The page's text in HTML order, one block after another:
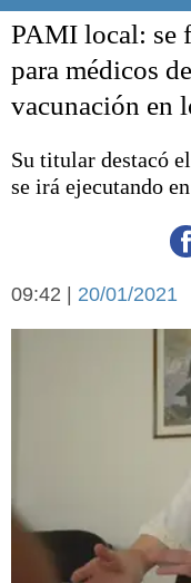
Sociedad y tiempo
El tiempo
PAMI local: se
para médicos
vacunación en
Su titular destacó
se irá ejecutando
09:42 | 20/01/2021